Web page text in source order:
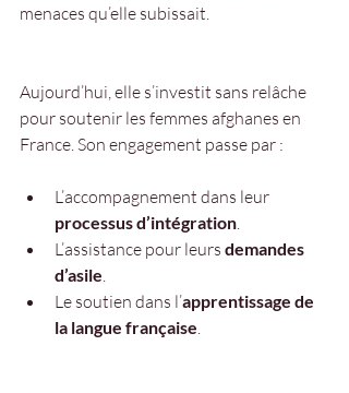
menaces qu’elle subissait.
Aujourd’hui, elle s’investit sans relâche
pour soutenir les femmes afghanes en
France. Son engagement passe par :
L’accompagnement dans leur
processus d’intégration.
L’assistance pour leurs demandes
d’asile.
Le soutien dans l’apprentissage de
la langue française.